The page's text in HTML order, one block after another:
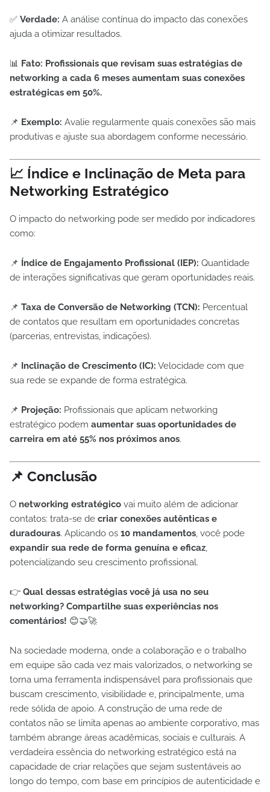
✅ Verdade: A análise contínua do impacto das conexões
ajuda a otimizar resultados.
📊 Fato: Profissionais que revisam suas estratégias de
networking a cada 6 meses aumentam suas conexões
estratégicas em 50%.
📌 Exemplo: Avalie regularmente quais conexões são mais
produtivas e ajuste sua abordagem conforme necessário.
📈 Índice e Inclinação de Meta para
Networking Estratégico
O impacto do networking pode ser medido por indicadores
como:
📌 Índice de Engajamento Profissional (IEP): Quantidade
de interações significativas que geram oportunidades reais.
📌 Taxa de Conversão de Networking (TCN): Percentual
de contatos que resultam em oportunidades concretas
(parcerias, entrevistas, indicações).
📌 Inclinação de Crescimento (IC): Velocidade com que
sua rede se expande de forma estratégica.
📌 Projeção: Profissionais que aplicam networking
estratégico podem aumentar suas oportunidades de
carreira em até 55% nos próximos anos.
📌 Conclusão
O networking estratégico vai muito além de adicionar
contatos: trata-se de criar conexões autênticas e
duradouras. Aplicando os 10 mandamentos, você pode
expandir sua rede de forma genuína e eficaz,
potencializando seu crescimento profissional.
👉 Qual dessas estratégias você já usa no seu
networking? Compartilhe suas experiências nos
comentários! 😊🤝🚀
Na sociedade moderna, onde a colaboração e o trabalho
em equipe são cada vez mais valorizados, o networking se
torna uma ferramenta indispensável para profissionais que
buscam crescimento, visibilidade e, principalmente, uma
rede sólida de apoio. A construção de uma rede de
contatos não se limita apenas ao ambiente corporativo, mas
também abrange áreas acadêmicas, sociais e culturais. A
verdadeira essência do networking estratégico está na
capacidade de criar relações que sejam sustentáveis ao
longo do tempo, com base em princípios de autenticidade e